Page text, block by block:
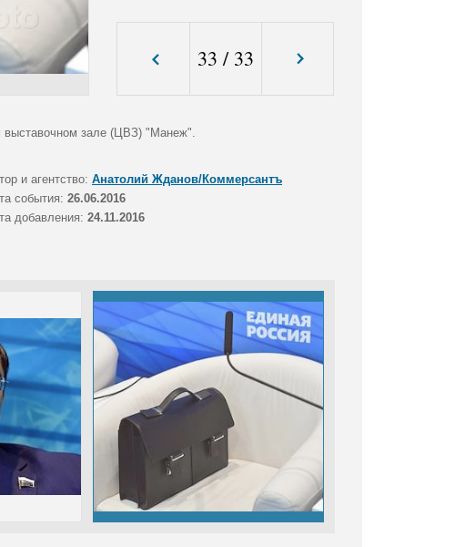
33 / 33
выставочном зале (ЦВЗ) "Манеж".
и агентство: Анатолий Жданов/Коммерсантъ
события: 26.06.2016
добавления: 24.11.2016